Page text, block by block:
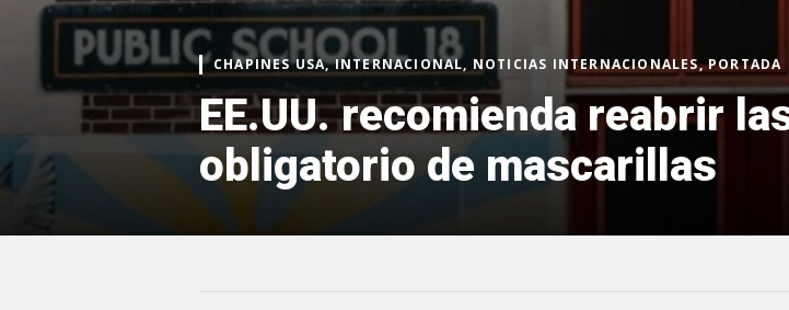
CHAPINES USA, INTERNACIONAL, NOTICIAS INTERNACIONALES, PORTADA
EE.UU. recomienda reabrir
obligatorio de mascarillas